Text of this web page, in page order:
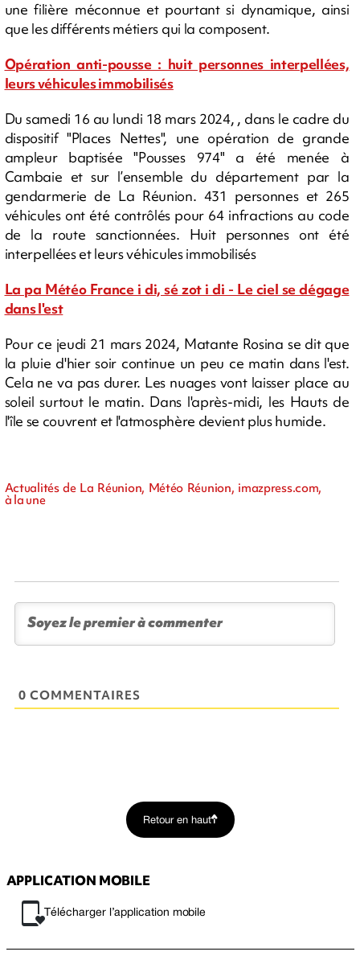
une filière méconnue et pourtant si dynamique, ainsi
que les différents métiers qui la composent.
Opération anti-pousse : huit personnes interpellées,
leurs véhicules immobilisés
Du samedi 16 au lundi 18 mars 2024, , dans le cadre du
dispositif "Places Nettes", une opération de grande
ampleur baptisée "Pousses 974" a été menée à
Cambaie et sur l’ensemble du département par la
gendarmerie de La Réunion. 431 personnes et 265
véhicules ont été contrôlés pour 64 infractions au code
de la route sanctionnées. Huit personnes ont été
interpellées et leurs véhicules immobilisés
La pa Météo France i di, sé zot i di - Le ciel se dégage
dans l'est
Pour ce jeudi 21 mars 2024, Matante Rosina se dit que
la pluie d'hier soir continue un peu ce matin dans l'est.
Cela ne va pas durer. Les nuages vont laisser place au
soleil surtout le matin. Dans l'après-midi, les Hauts de
l'île se couvrent et l'atmosphère devient plus humide.
Actualités de La Réunion, Météo Réunion, imazpress.com,
à la une
0 COMMENTAIRES
Retour en haut
APPLICATION MOBILE
Télécharger l’application mobile